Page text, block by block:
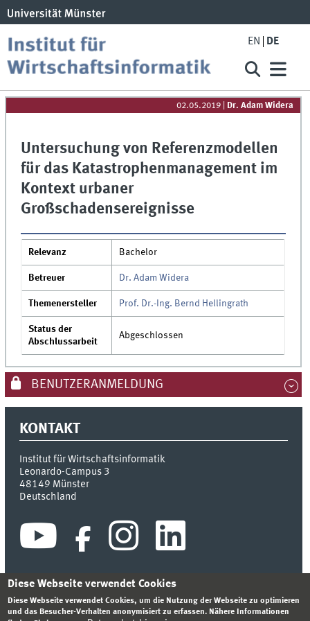
EN DE
02.05.2019 Dr. Adam Widera
Untersuchung von Referenzmodellen
für das Katastrophenmanagement im
Kontext urbaner
Großschadensereignisse
Relevanz Bachelor
Betreuer Dr. Adam Widera
Themenersteller Prof. Dr.-Ing. Bernd Hellingrath
Status der
Abschlussarbeit
Abgeschlossen
BENUTZERANMELDUNG
KONTAKT
Institut für Wirtschaftsinformatik
Leonardo-Campus 3
48149 Münster
Deutschland
INDEX SITEMAP KONTAKT ANMELDEN
IMPRESSUM
Diese Webseite verwendet Cookies
Diese Webseite verwendet Cookies, um die Nutzung der Webseite zu optimieren
und das Besucher-Verhalten anonymisiert zu erfassen. Nähere Informationen